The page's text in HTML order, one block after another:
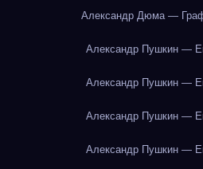
Александр Дюма —
Александр Пушкин —
Александр Пушкин —
Александр Пушкин —
Александр Пушкин —